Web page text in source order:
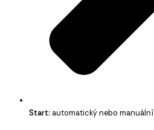
Start: automatický nebo manuální